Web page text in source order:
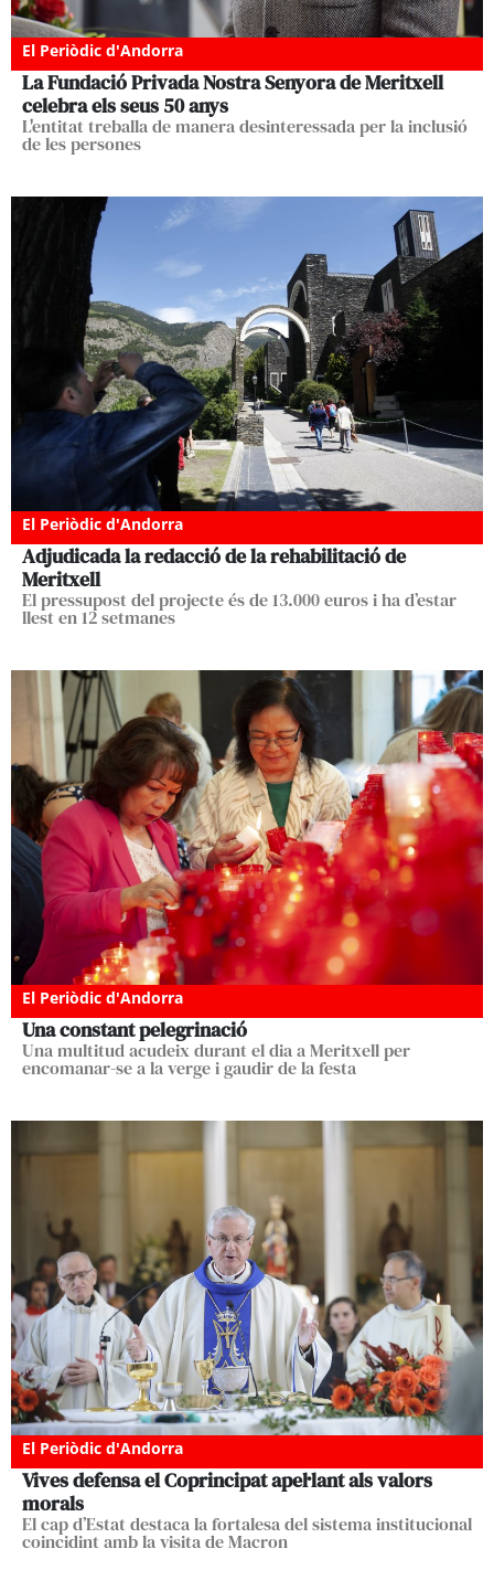
El Periòdic d'Andorra
La Fundació Privada Nostra Senyora de Meritxell
celebra els seus 50 anys
L'entitat treballa de manera desinteressada per la inclusió
de les persones
El Periòdic d'Andorra
Adjudicada la redacció de la rehabilitació de
Meritxell
El pressupost del projecte és de 13.000 euros i ha d’estar
llest en 12 setmanes
El Periòdic d'Andorra
Una constant pelegrinació
Una multitud acudeix durant el dia a Meritxell per
encomanar-se a la verge i gaudir de la festa
El Periòdic d'Andorra
Vives defensa el Coprincipat apel·lant als valors
morals
El cap d’Estat destaca la fortalesa del sistema institucional
coincidint amb la visita de Macron